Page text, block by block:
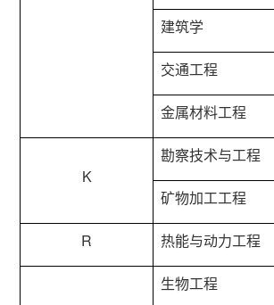
建筑学
交通工程
金属材料工程
K
勘察技术与工程
矿物加工工程
R 热能与动力工程
生物工程